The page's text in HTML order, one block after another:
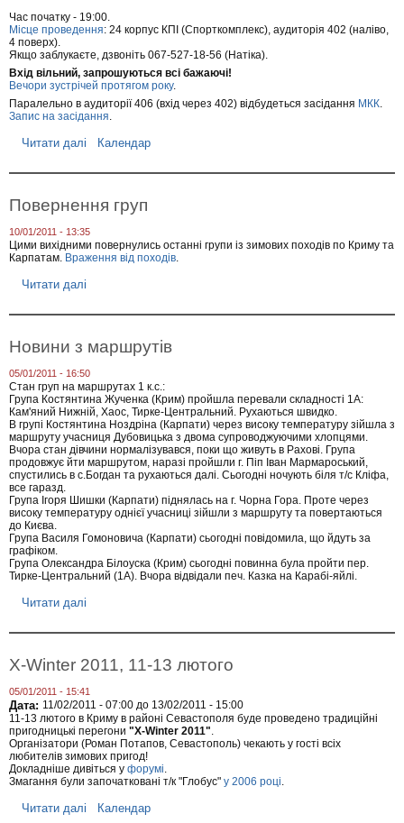
Час початку - 19:00.
Місце проведення: 24 корпус КПІ (Спорткомплекс), аудиторія 402 (наліво,
4 поверх).
Якщо заблукаєте, дзвоніть 067-527-18-56 (Натіка).
Вхід вільний, запрошуються всі бажаючі!
Вечори зустрічей протягом року.
Паралельно в аудиторії 406 (вхід через 402) відбудеться засідання МКК
Запис на засідання
Читати далі
о
ч
р
з
у
і
е
,
М
К
К
,
1
3
с
і
н
я
Календар
Повернення груп
10/01/2011 - 13:35
Цими вихідними повернулись останні групи із зимових походів по Криму та
Карпатам. Враження від походів
Читати далі
о
в
р
н
е
н
н
я
г
р
п
Новини з маршрутів
05/01/2011 - 16:50
Стан груп на маршрутах 1 к.с.:
Група Костянтина Жученка (Крим) пройшла перевали складності 1А:
Кам'яний Нижній, Хаос, Тирке-Центральний. Рухаються швидко.
В групі Костянтина Ноздріна (Карпати) через високу температуру зійшла з
маршруту учасниця Дубовицька з двома супроводжуючими хлопцями.
Вчора стан дівчини нормалізувався, поки що живуть в Рахові. Група
продовжує йти маршрутом, наразі пройшли г. Піп Іван Мармароський,
спустились в с.Богдан та рухаються далі. Сьогодні ночують біля т/с Кліфа,
все гаразд.
Група Ігоря Шишки (Карпати) піднялась на г. Чорна Гора. Проте через
високу температуру однієї учасниці зійшли з маршруту та повертаються
до Києва.
Група Василя Гомоновича (Карпати) сьогодні повідомила, що йдуть за
графіком.
Група Олександра Білоуска (Крим) сьогодні повинна була пройти пер.
Тирке-Центральний (1А). Вчора відвідали печ. Казка на Карабі-яйлі.
Читати далі
о
о
в
н
и
з
м
а
р
ш
X-Winter 2011, 11-13 лютого
05/01/2011 - 15:41
Дата: 11/02/2011 - 07:00 до 13/02/2011 - 15:00
11-13 лютого в Криму в районі Севастополя буде проведено традиційні
пригодницькі перегони "X-Winter 2011"
Організатори (Роман Потапов, Севастополь) чекають у гості всіх
любителів зимових пригод!
Докладніше дивіться у форумі
Змагання були започатковані т/к "Глобус" у 2006 році
Читати далі Календар